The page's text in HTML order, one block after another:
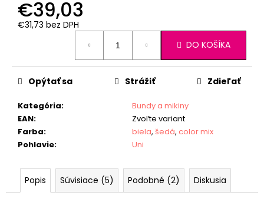
€39,03
€31,73 bez DPH
DO KOŠÍKA
Kategória:
Bundy a mikiny
EAN:
Zvoľte variant
Farba: biela, šedá, color mix
Pohlavie: Uni
Opýtať sa Strážiť Zdieľať
Popis Súvisiace (5) Podobné (2) Diskusia